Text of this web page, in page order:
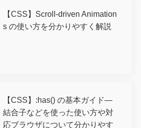
【CSS】Scroll-driven Animation
s の使い方を分かりやすく解説
【CSS】:has() の基本ガイド―
結合子などを使った使い方や対
応ブラウザについて分かりやす